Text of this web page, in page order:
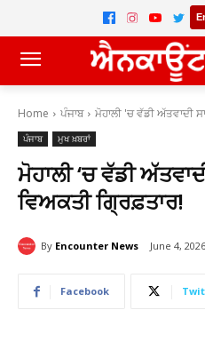
Home ਪੰਜਾਬ ਮੋਹਾਲੀ 'ਚ ਵੱਡੀ ਅੱਤਵਾਦੀ
ਪੰਜਾਬ ਮੁਖ ਖ਼ਬਰਾਂ
ਮੋਹਾਲੀ ‘ਚ ਵੱਡੀ
ਵਿਅਕਤੀ ਗ੍ਰਿਫ਼ਤਾਰ!
By Encounter News June 4, 2026
Facebook